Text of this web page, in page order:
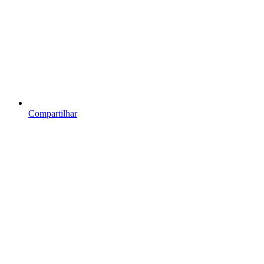
Compartilhar